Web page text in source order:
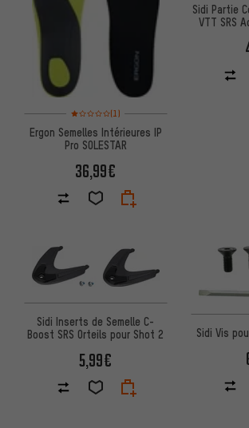
Note moyenne : 1 sur 5 d'après 1 avis
(1)
Ergon Semelles Intérieures IP
Pro SOLESTAR
36,99€
Sidi Partie
VTT SRS
Sidi Inserts de Semelle C-
Boost SRS Orteils pour Shot 2
5,99€
Sidi Vis